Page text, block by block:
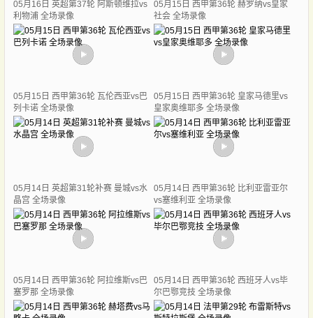
05月16日 英超第37轮 阿斯顿维拉vs
利物浦 全场录像
05月15日 西甲第36轮 赫罗纳vs皇家
社会 全场录像
05月15日 西甲第36轮 瓦伦西亚vs巴
列卡诺 全场录像
05月15日 西甲第36轮 皇家马德里vs
皇家奥维耶多 全场录像
05月14日 英超第31轮补赛 曼城vs水
晶宫 全场录像
05月14日 西甲第36轮 比利亚雷亚尔
vs塞维利亚 全场录像
05月14日 西甲第36轮 阿拉维斯vs巴
塞罗那 全场录像
05月14日 西甲第36轮 西班牙人vs毕
尔巴鄂竞技 全场录像